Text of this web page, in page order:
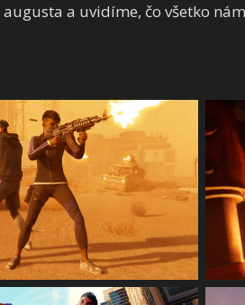
augusta a uvidíme, čo všetko